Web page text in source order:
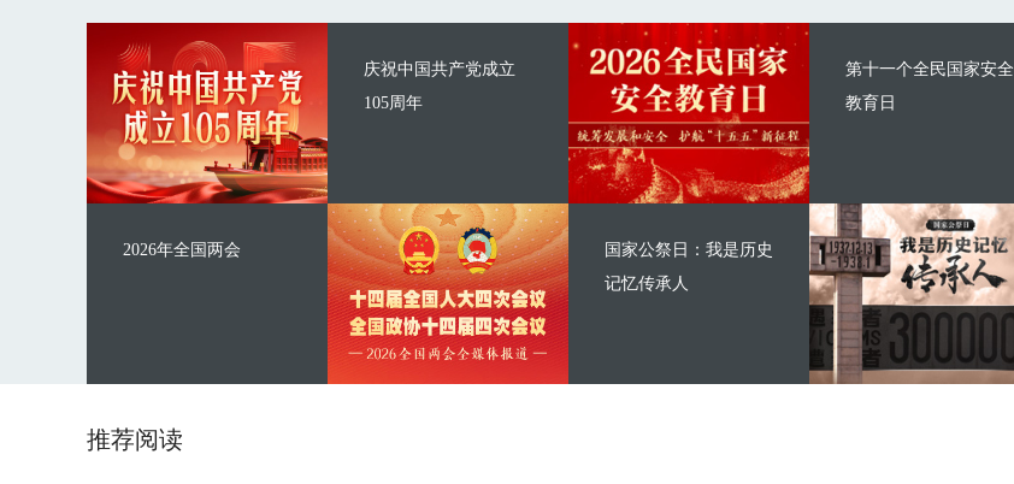
庆祝中国共产党成立
105周年
2026年全国两会
第十一个全民国家安全
教育日
国家公祭日：我是历史
记忆传承人
推荐阅读